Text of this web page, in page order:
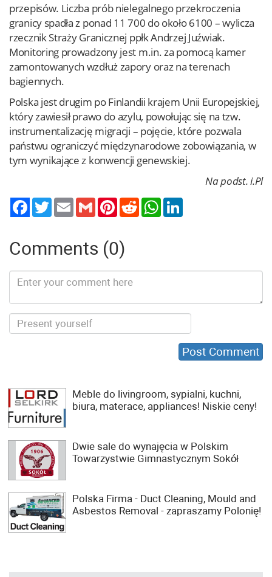
przepisów. Liczba prób nielegalnego przekroczenia
granicy spadła z ponad 11 700 do około 6100 – wylicza
rzecznik Straży Granicznej ppłk Andrzej Juźwiak.
Monitoring prowadzony jest m.in. za pomocą kamer
zamontowanych wzdłuż zapory oraz na terenach
bagiennych.
Polska jest drugim po Finlandii krajem Unii Europejskiej,
który zawiesił prawo do azylu, powołując się na tzw.
instrumentalizację migracji – pojęcie, które pozwala
państwu ograniczyć międzynarodowe zobowiązania, w
tym wynikające z konwencji genewskiej.
Na podst. i.Pl
TwitterEmail Gmail PinterestReddit WhatsApp
Comments (0)
Meble do livingroom, sypialni, kuchni,
biura, materace, appliances! Niskie ceny!
Dwie sale do wynajęcia w Polskim
Towarzystwie Gimnastycznym Sokół
Polska Firma - Duct Cleaning, Mould and
Asbestos Removal - zapraszamy Polonię!